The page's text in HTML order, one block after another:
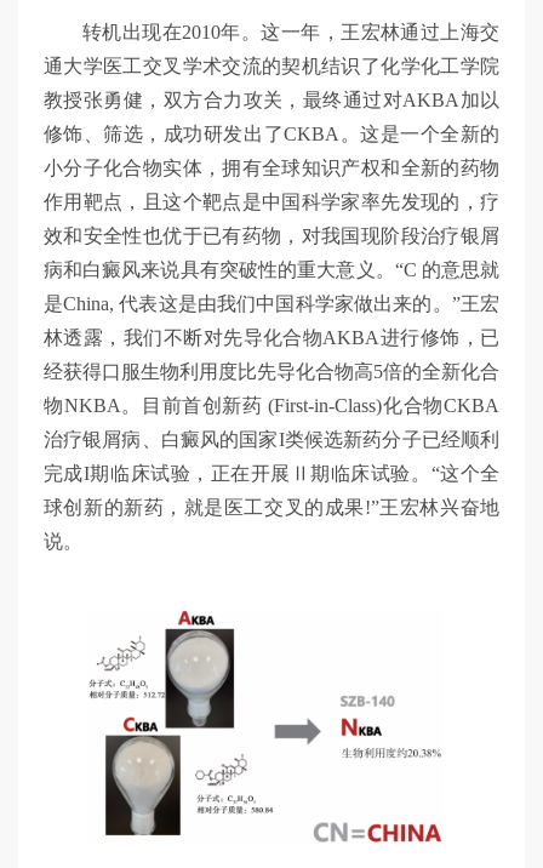
转机出现在2010年。这一年，王宏林通过上海交
通大学医工交叉学术交流的契机结识了化学化工学院
教授张勇健，双方合力攻关，最终通过对AKBA加以
修饰、筛选，成功研发出了CKBA。这是一个全新的
小分子化合物实体，拥有全球知识产权和全新的药物
作用靶点，且这个靶点是中国科学家率先发现的，疗
效和安全性也优于已有药物，对我国现阶段治疗银屑
病和白癜风来说具有突破性的重大意义。“C 的意思就
是China, 代表这是由我们中国科学家做出来的。”王宏
林透露，我们不断对先导化合物AKBA进行修饰，已
经获得口服生物利用度比先导化合物高5倍的全新化合
物NKBA。目前首创新药 (First-in-Class)化合物CKBA
治疗银屑病、白癜风的国家I类候选新药分子已经顺利
完成I期临床试验，正在开展Ⅱ期临床试验。“这个全
球创新的新药，就是医工交叉的成果!”王宏林兴奋地
说。